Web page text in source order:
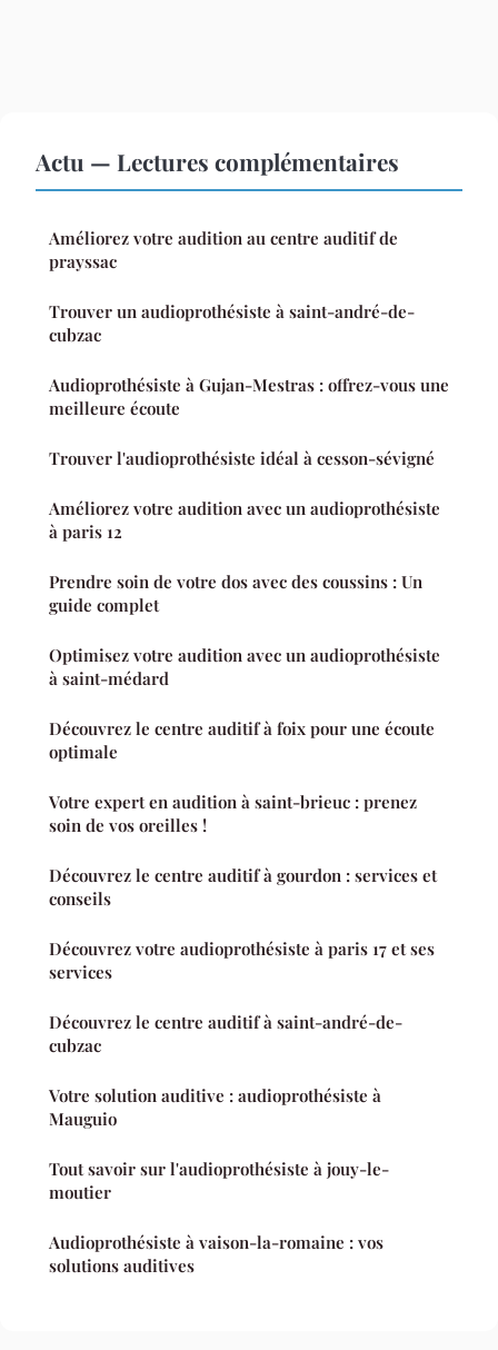
Actu — Lectures complémentaires
Améliorez votre audition au centre auditif de
prayssac
Trouver un audioprothésiste à saint-andré-de-
cubzac
Audioprothésiste à Gujan-Mestras : offrez-vous une
meilleure écoute
Trouver l'audioprothésiste idéal à cesson-sévigné
Améliorez votre audition avec un audioprothésiste
à paris 12
Prendre soin de votre dos avec des coussins : Un
guide complet
Optimisez votre audition avec un audioprothésiste
à saint-médard
Découvrez le centre auditif à foix pour une écoute
optimale
Votre expert en audition à saint-brieuc : prenez
soin de vos oreilles !
Découvrez le centre auditif à gourdon : services et
conseils
Découvrez votre audioprothésiste à paris 17 et ses
services
Découvrez le centre auditif à saint-andré-de-
cubzac
Votre solution auditive : audioprothésiste à
Mauguio
Tout savoir sur l'audioprothésiste à jouy-le-
moutier
Audioprothésiste à vaison-la-romaine : vos
solutions auditives